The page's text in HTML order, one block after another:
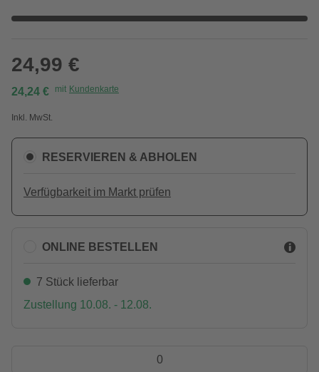
24,99 €
24,24 € mit Kundenkarte
Inkl. MwSt.
RESERVIEREN & ABHOLEN
Verfügbarkeit im Markt prüfen
ONLINE BESTELLEN
7 Stück lieferbar
Zustellung 10.08. - 12.08.